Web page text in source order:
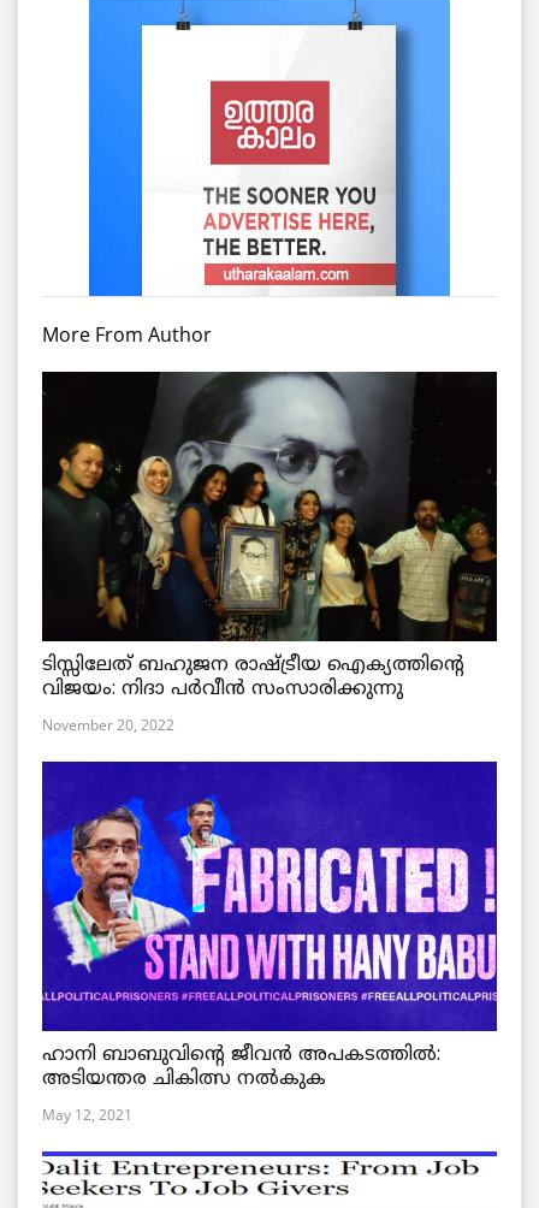
More From Author
ടിസ്സിലേത് ബഹുജന രാഷ്ട്രീയ ഐക്യത്തിന്റെ
വിജയം: നിദാ പർവീൻ സംസാരിക്കുന്നു
November 20, 2022
ഹാനി ബാബുവിന്റെ ജീവൻ അപകടത്തിൽ:
അടിയന്തര ചികിത്സ നൽകുക
May 12, 2021